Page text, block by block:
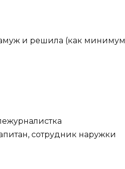
и решила (как минимум
сотрудник наружки